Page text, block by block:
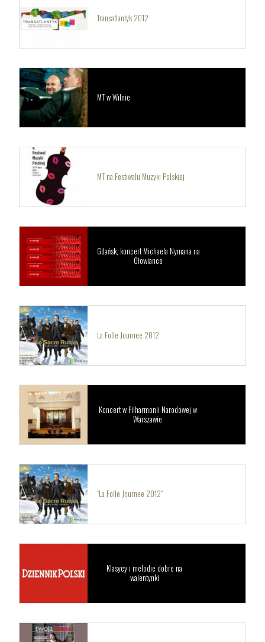
Transatlantyk 2012
MT w Wilnie
MT na Festiwalu Muzyki Polskiej
Gdańsk, koncert Michaela Nymana na
Ołowiance
La Folle Journee 2012
Koncert w Filharmonii Narodowej w
Warszawie
"La Folle Journee 2012"
Klasycy i melodie dobre na
walentynki